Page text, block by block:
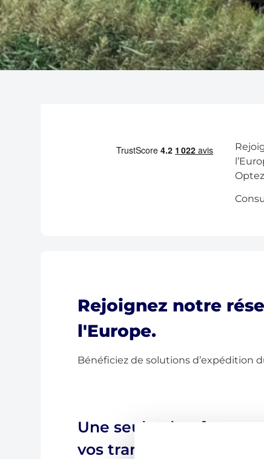
Rejoignez notre
l'Europe.
Bénéficiez de solutions d’expédition
Une seule plateforme
vos transports en